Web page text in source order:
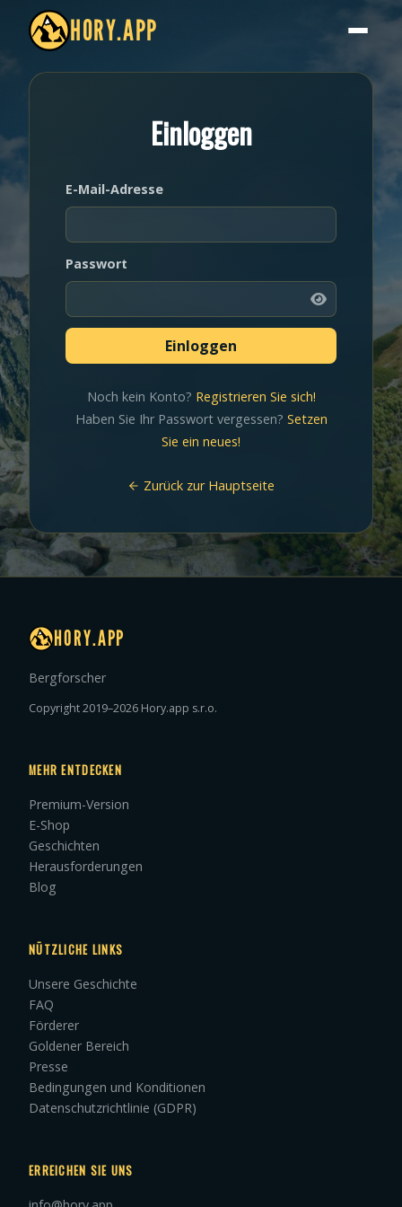
HORY.APP
Einloggen
E-Mail-Adresse
Passwort
Noch kein Konto? Registrieren Sie sich!
Haben Sie Ihr Passwort vergessen? Setzen
Sie ein neues!
Zurück zur Hauptseite
HORY.APP
Bergforscher
Copyright 2019–2026 Hory.app s.r.o.
MEHR ENTDECKEN
Premium-Version
E-Shop
Geschichten
Herausforderungen
Blog
NÜTZLICHE LINKS
Unsere Geschichte
FAQ
Förderer
Goldener Bereich
Presse
Bedingungen und Konditionen
Datenschutzrichtlinie (GDPR)
ERREICHEN SIE UNS